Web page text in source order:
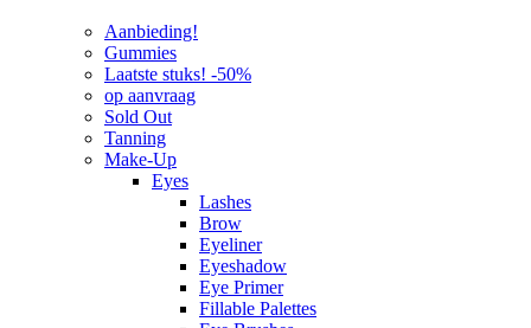
Aanbieding!
Gummies
Laatste stuks! -50%
op aanvraag
Sold Out
Tanning
Make-Up
Eyes
Lashes
Brow
Eyeliner
Eyeshadow
Eye Primer
Fillable Palettes